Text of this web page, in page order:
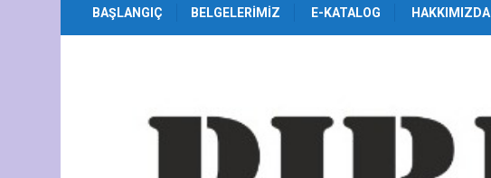
BAŞLANGIÇ BELGELERIMIZ E-KATALOG HAKKIMIZDA